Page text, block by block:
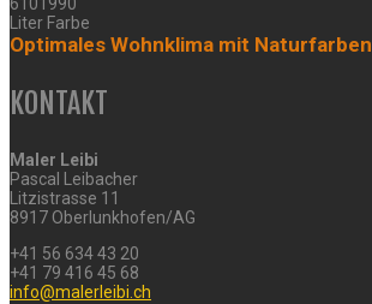
6101990
Liter Farbe
Optimales Wohnklima mit Naturfarben
KONTAKT
Maler Leibi
Pascal Leibacher
Litzistrasse 11
8917 Oberlunkhofen/AG
+41 56 634 43 20
+41 79 416 45 68
info@malerleibi.ch